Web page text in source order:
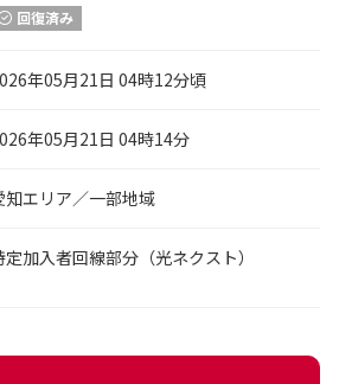
回復済み
年05月21日 04時12分頃
年05月21日 04時14分
知エリア／一部地域
定加入者回線部分（光ネクスト）